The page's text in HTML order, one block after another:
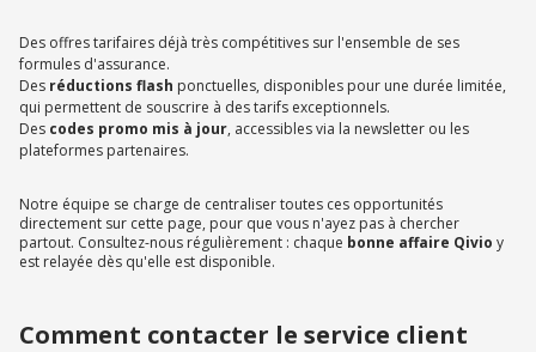
Des offres tarifaires déjà très compétitives sur l'ensemble de ses
formules d'assurance.
Des réductions flash ponctuelles, disponibles pour une durée limitée,
qui permettent de souscrire à des tarifs exceptionnels.
Des codes promo mis à jour, accessibles via la newsletter ou les
plateformes partenaires.
Notre équipe se charge de centraliser toutes ces opportunités
directement sur cette page, pour que vous n'ayez pas à chercher
partout. Consultez-nous régulièrement : chaque bonne affaire Qivio y
est relayée dès qu'elle est disponible.
Comment contacter le service client